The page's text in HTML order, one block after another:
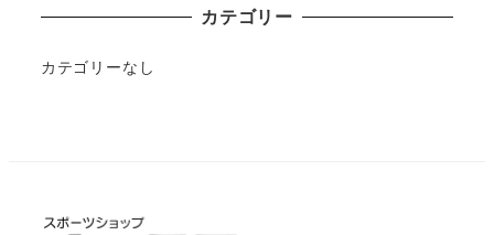
カテゴリー
カテゴリーなし